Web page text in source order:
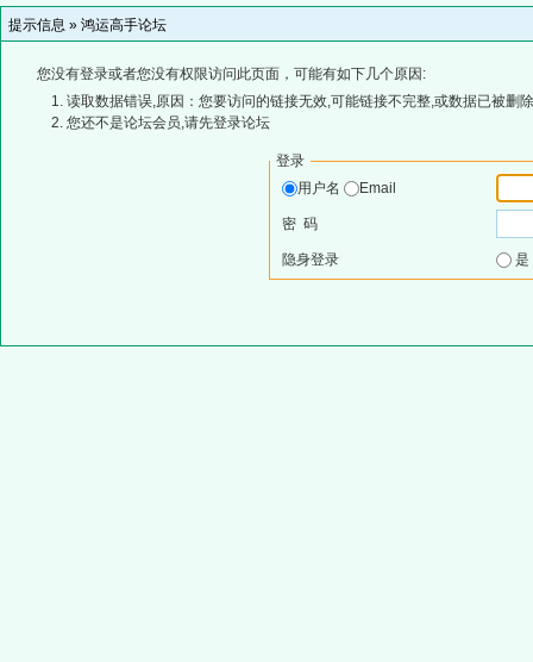
提示信息 » 鸿运高手论坛
您没有登录或者您没有权限访问此页面，可能有如下几个原因:
读取数据错误,原因：您要访问的链接无效,可能链接不完整,或数据已被删
您还不是论坛会员,请先登录论坛
登录
用户名
Email
密 码
隐身登录